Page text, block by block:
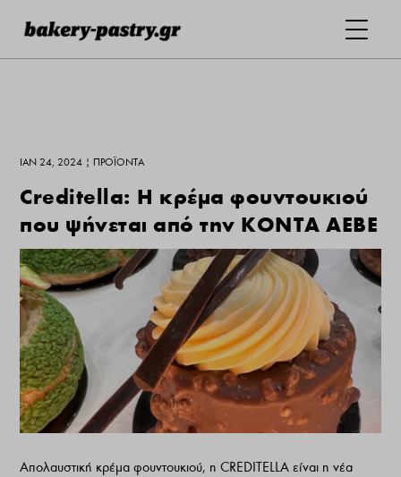
ΙΑΝ 24, 2024 |ΠΡΟΪΌΝΤΑ
Creditella: Η κρέμα φουντουκιού
που ψήνεται από την ΚΟΝΤΑ ΑΕΒΕ
Απολαυστική κρέμα φουντουκιού, η CREDITELLA είναι η νέα